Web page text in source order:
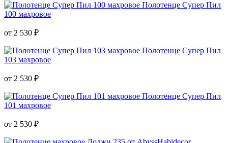
Полотенце Супер Пил
100 махровое
от 2 530 ₽
Полотенце Супер Пил
103 махровое
от 2 530 ₽
Полотенце Супер Пил
101 махровое
от 2 530 ₽